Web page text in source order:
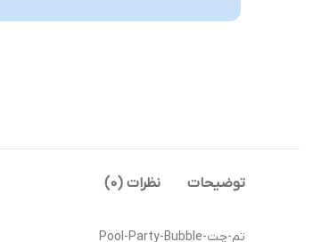
توضیحات نظرات (0)
تم-چت-Pool-Party-Bubble